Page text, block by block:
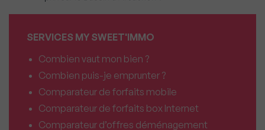
SERVICES MY SWEET'IMMO
Combien vaut mon bien ?
Combien puis-je emprunter ?
Comparateur de forfaits mobile
Comparateur de forfaits box Internet
Comparateur d’offres déménagement